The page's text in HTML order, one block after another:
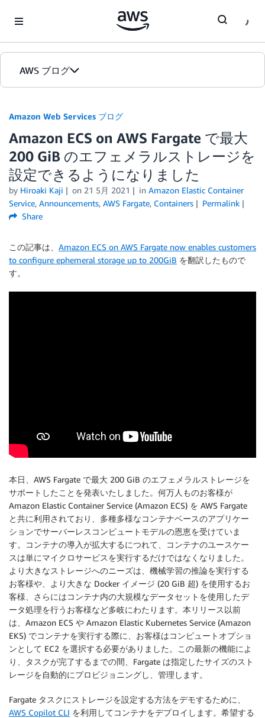
AWS ブログ
カテゴリ
エディション
Amazon Web Services ブログ
Amazon ECS on AWS Fargate で最大
200 GiB のエフェメラルストレージを
設定できるようになりました
by Hiroaki Kaji on 21 5月 2021 in Amazon Elastic Container
Service, Announcements, AWS Fargate, Containers
Permalink
Share
この記事は、 Amazon ECS on AWS Fargate now enables customers
to configure ephemeral storage up to 200GiB を翻訳したもので
す。
本日、AWS Fargate で最大 200 GiB のエフェメラルストレージを
サポートしたことを発表いたしました。何万人ものお客様が
Amazon Elastic Container Service (Amazon ECS) を AWS Fargate
と共に利用されており、多種多様なコンテナベースのアプリケー
ションでサーバーレスコンピュートモデルの恩恵を受けていま
す。コンテナの導入が拡大するにつれて、コンテナのユースケー
スは単にマイクロサービスを実行するだけではなくなりました。
より大きなストレージへのニーズは、機械学習の推論を実行する
お客様や、より大きな Docker イメージ (20 GiB 超) を使用するお
客様、さらにはコンテナ内の大規模なデータセットを使用したデ
ータ処理を行うお客様など多岐にわたります。本リリース以前
は、Amazon ECS や Amazon Elastic Kubernetes Service (Amazon
EKS) でコンテナを実行する際に、お客様はコンピュートオプショ
ンとして EC2 を選択する必要がありました。この最新の機能によ
り、タスクが完了するまでの間、Fargate は指定したサイズのスト
レージを自動的にプロビジョニングし、管理します。
Fargate タスクにストレージを設定する方法をデモするために、
AWS Copilot CLI を利用してコンテナをデプロイします。希望する